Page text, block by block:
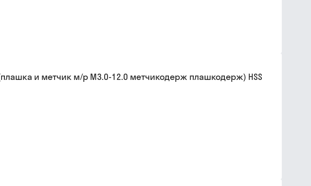
и метчик м/р М3.0-12.0 метчикодерж плашкодерж) HSS